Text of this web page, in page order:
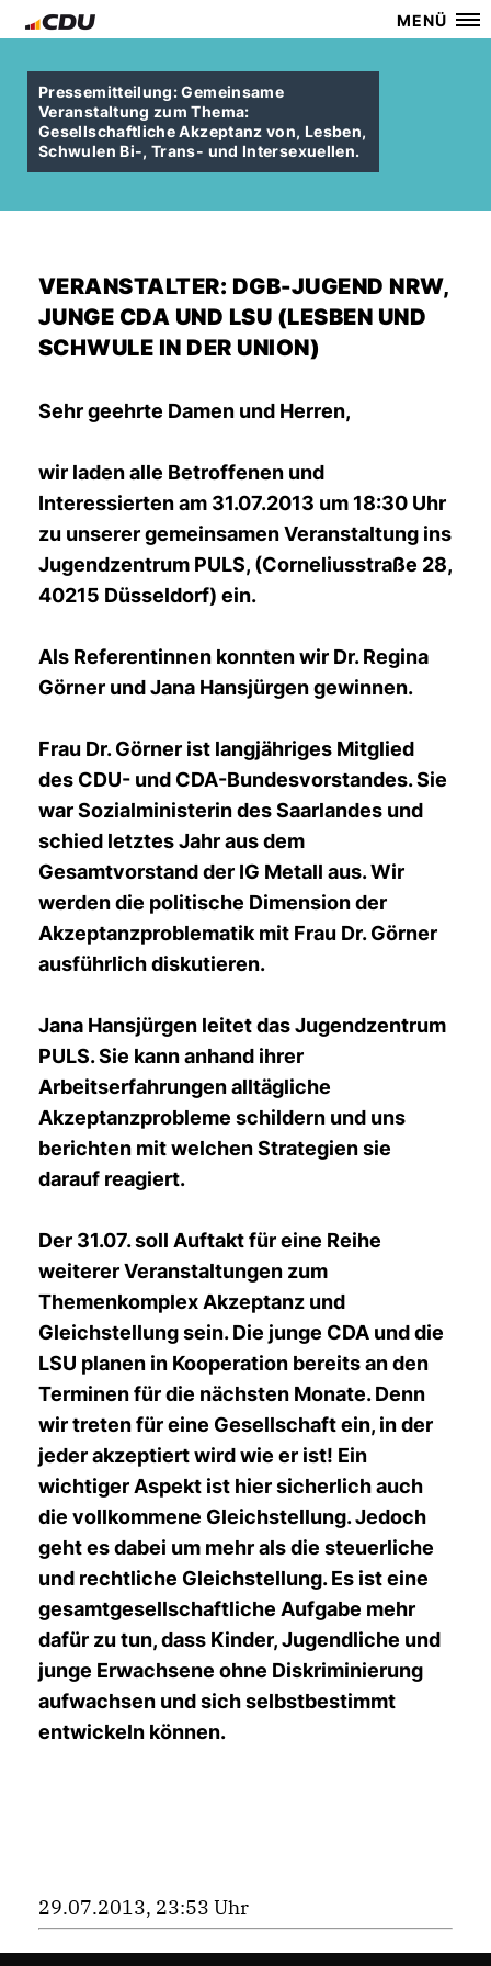
MENÜ
Pressemitteilung: Gemeinsame
Veranstaltung zum Thema:
Gesellschaftliche Akzeptanz von, Lesben,
Schwulen Bi-, Trans- und Intersexuellen.
VERANSTALTER: DGB-JUGEND NRW,
JUNGE CDA UND LSU (LESBEN UND
SCHWULE IN DER UNION)
Sehr geehrte Damen und Herren,
wir laden alle Betroffenen und
Interessierten am 31.07.2013 um 18:30 Uhr
zu unserer gemeinsamen Veranstaltung ins
Jugendzentrum PULS, (Corneliusstraße 28,
40215 Düsseldorf) ein.
Als Referentinnen konnten wir Dr. Regina
Görner und Jana Hansjürgen gewinnen.
Frau Dr. Görner ist langjähriges Mitglied
des CDU- und CDA-Bundesvorstandes. Sie
war Sozialministerin des Saarlandes und
schied letztes Jahr aus dem
Gesamtvorstand der IG Metall aus. Wir
werden die politische Dimension der
Akzeptanzproblematik mit Frau Dr. Görner
ausführlich diskutieren.
Jana Hansjürgen leitet das Jugendzentrum
PULS. Sie kann anhand ihrer
Arbeitserfahrungen alltägliche
Akzeptanzprobleme schildern und uns
berichten mit welchen Strategien sie
darauf reagiert.
Der 31.07. soll Auftakt für eine Reihe
weiterer Veranstaltungen zum
Themenkomplex Akzeptanz und
Gleichstellung sein. Die junge CDA und die
LSU planen in Kooperation bereits an den
Terminen für die nächsten Monate. Denn
wir treten für eine Gesellschaft ein, in der
jeder akzeptiert wird wie er ist! Ein
wichtiger Aspekt ist hier sicherlich auch
die vollkommene Gleichstellung. Jedoch
geht es dabei um mehr als die steuerliche
und rechtliche Gleichstellung. Es ist eine
gesamtgesellschaftliche Aufgabe mehr
dafür zu tun, dass Kinder, Jugendliche und
junge Erwachsene ohne Diskriminierung
aufwachsen und sich selbstbestimmt
entwickeln können.
29.07.2013, 23:53 Uhr